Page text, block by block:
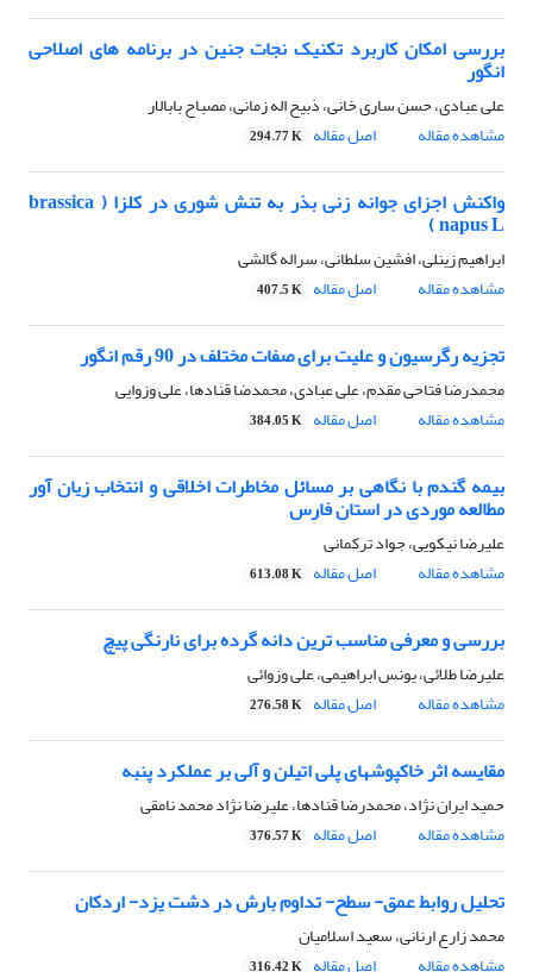
بررسی امکان کاربرد تکنیک نجات جنین در برنامه های اصلاحی
انگور
علی عبادی، حسن ساری خانی، ذبیح اله زمانی، مصباح بابالار
مشاهده مقاله
اصل مقاله 294.77 K
واکنش اجزای جوانه زنی بذر به تنش شوری در کلزا ( brassica
napus L )
ابراهیم زینلی، افشین سلطانی، سراله گالشی
مشاهده مقاله
اصل مقاله 407.5 K
تجزیه رگرسیون و علیت برای صفات مختلف در 90 رقم انگور
محمدرضا فتاحی مقدم، علی عبادی، محمدضا قنادها، علی وزوایی
مشاهده مقاله
اصل مقاله 384.05 K
بیمه گندم با نگاهی بر مسائل مخاطرات اخلاقی و انتخاب زیان آور
مطالعه موردی در استان فارس
علیرضا نیکویی، جواد ترکمانی
مشاهده مقاله
اصل مقاله 613.08 K
بررسی و معرفی مناسب ترین دانه گرده برای نارنگی پیچ
علیرضا طلائی، یونس ابراهیمی، علی وزوائی
مشاهده مقاله
اصل مقاله 276.58 K
مقایسه اثر خاکپوشهای پلی اتیلن و آلی بر عملکرد پنبه
حمید ایران نژاد، محمدرضا قنادها، علیرضا نژاد محمد نامقی
مشاهده مقاله
اصل مقاله 376.57 K
تحلیل روابط عمق- سطح- تداوم بارش در دشت یزد- اردکان
محمد زارع ارنانی، سعید اسلامیان